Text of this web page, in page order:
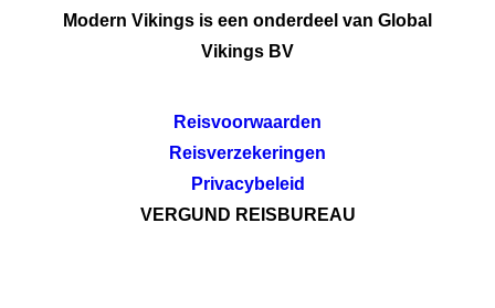
Modern Vikings is een onderdeel van Global
Vikings BV
Reisvoorwaarden
Reisverzekeringen
Privacybeleid
VERGUND REISBUREAU